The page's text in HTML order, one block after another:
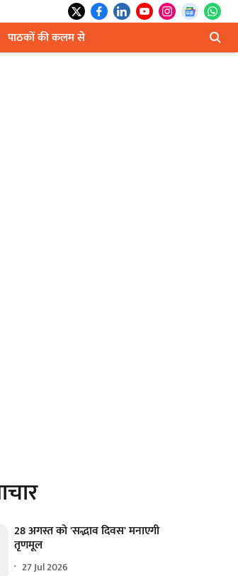
पाठकों की कलम से
28 अगस्त को 'सद्भाव दिवस' मनाएगी
तृणमूल
27 Jul 2026